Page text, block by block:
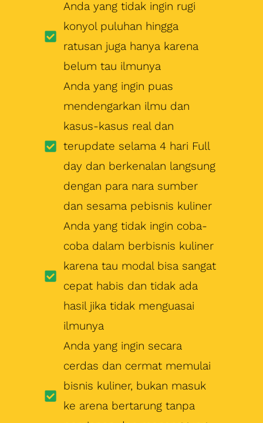
kasus-kasus real dan
terupdate selama 4 hari Full
day dan berkenalan langsung
dengan para nara sumber
dan sesama pebisnis kuliner
Anda yang tidak ingin coba-
coba dalam berbisnis kuliner
karena tau modal bisa sangat
cepat habis dan tidak ada
hasil jika tidak menguasai
ilmunya
Anda yang ingin secara
cerdas dan cermat memulai
bisnis kuliner, bukan masuk
ke arena bertarung tanpa
persiapan dan menanggung
banyak resiko
Anda yang ingin secara
cerdas dan cermat memulai
bisnis kuliner, bukan masuk
ke arena bertarung tanpa